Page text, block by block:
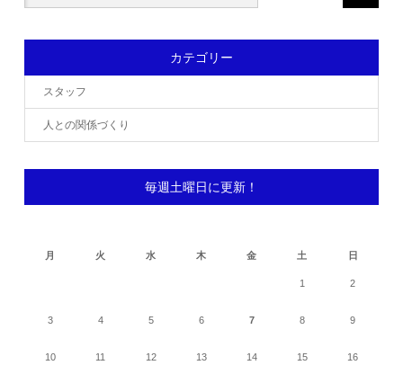
カテゴリー
スタッフ
人との関係づくり
毎週土曜日に更新！
月
火 水 木 金 土 日
1 2
3 4 5 6 7 8 9
10 11 12 13 14 15 16